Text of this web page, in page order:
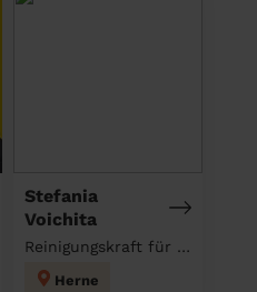
Stefania
Voichita
Reinigungskraft für deinen Haushalt
Herne